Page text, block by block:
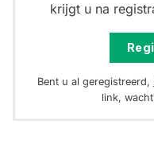
krijgt u na
Bent u al geregistreerd,
link,